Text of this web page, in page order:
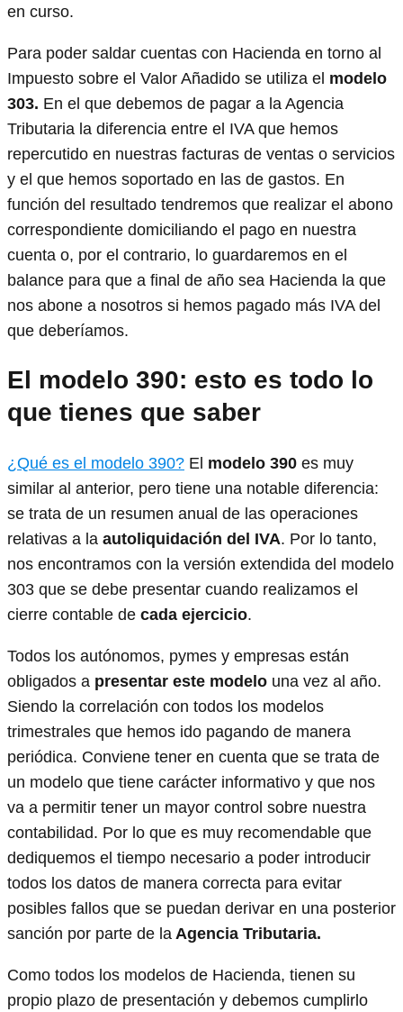
en curso.
Para poder saldar cuentas con Hacienda en torno al
Impuesto sobre el Valor Añadido se utiliza el modelo
303. En el que debemos de pagar a la Agencia
Tributaria la diferencia entre el IVA que hemos
repercutido en nuestras facturas de ventas o servicios
y el que hemos soportado en las de gastos. En
función del resultado tendremos que realizar el abono
correspondiente domiciliando el pago en nuestra
cuenta o, por el contrario, lo guardaremos en el
balance para que a final de año sea Hacienda la que
nos abone a nosotros si hemos pagado más IVA del
que deberíamos.
El modelo 390: esto es todo lo
que tienes que saber
¿Qué es el modelo 390? El modelo 390 es muy
similar al anterior, pero tiene una notable diferencia:
se trata de un resumen anual de las operaciones
relativas a la autoliquidación del IVA. Por lo tanto,
nos encontramos con la versión extendida del modelo
303 que se debe presentar cuando realizamos el
cierre contable de cada ejercicio.
Todos los autónomos, pymes y empresas están
obligados a presentar este modelo una vez al año.
Siendo la correlación con todos los modelos
trimestrales que hemos ido pagando de manera
periódica. Conviene tener en cuenta que se trata de
un modelo que tiene carácter informativo y que nos
va a permitir tener un mayor control sobre nuestra
contabilidad. Por lo que es muy recomendable que
dediquemos el tiempo necesario a poder introducir
todos los datos de manera correcta para evitar
posibles fallos que se puedan derivar en una posterior
sanción por parte de la Agencia Tributaria.
Como todos los modelos de Hacienda, tienen su
propio plazo de presentación y debemos cumplirlo